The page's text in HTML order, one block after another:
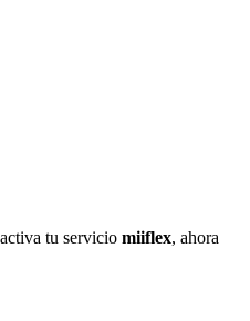
tu servicio miiflex, ahora